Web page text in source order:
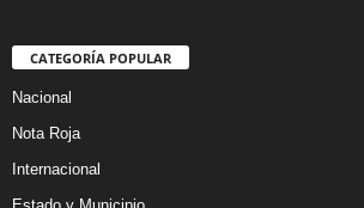
CATEGORÍA POPULAR
Nacional
Nota Roja
Internacional